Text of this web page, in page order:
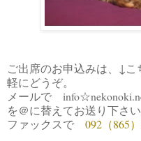
ご出席のお申込みは、↓
軽にどうぞ。
メールで
を＠に替えてお送り下さい
ファックスで 092（865